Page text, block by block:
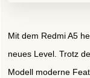
Mit dem Redmi A5
neues Level. Trotz
Modell moderne